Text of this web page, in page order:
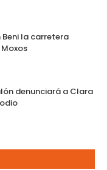
Beni la carretera
denunciará a Clara